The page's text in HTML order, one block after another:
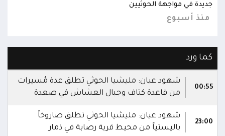
جديدة في مواجهة الحوثيين
منذ أسبوع
كما ورد
00:55
شهود عيان: مليشيا الحوثي تطلق عدة مُسيرات
من قاعدة كتاف وجبال العشاش في صعدة
23:00
شهود عيان: مليشيا الحوثي تطلق صاروخاً
باليستياً من محيط قرية رصابة في ذمار